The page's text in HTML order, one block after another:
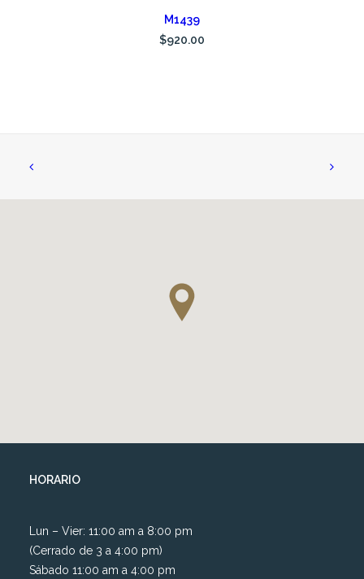
AÑADIR AL CARRITO
M1439
$920.00
HORARIO
Lun – Vier: 11:00 am a 8:00 pm
(Cerrado de 3 a 4:00 pm)
Sábado 11:00 am a 4:00 pm